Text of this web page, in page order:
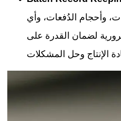
وأحجام الدُفعات، وأي
لضمان القدرة على